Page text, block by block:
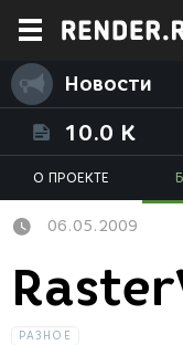
Новости
10.0 K
О ПРОЕКТЕ
06.05.2009
РАЗНОЕ